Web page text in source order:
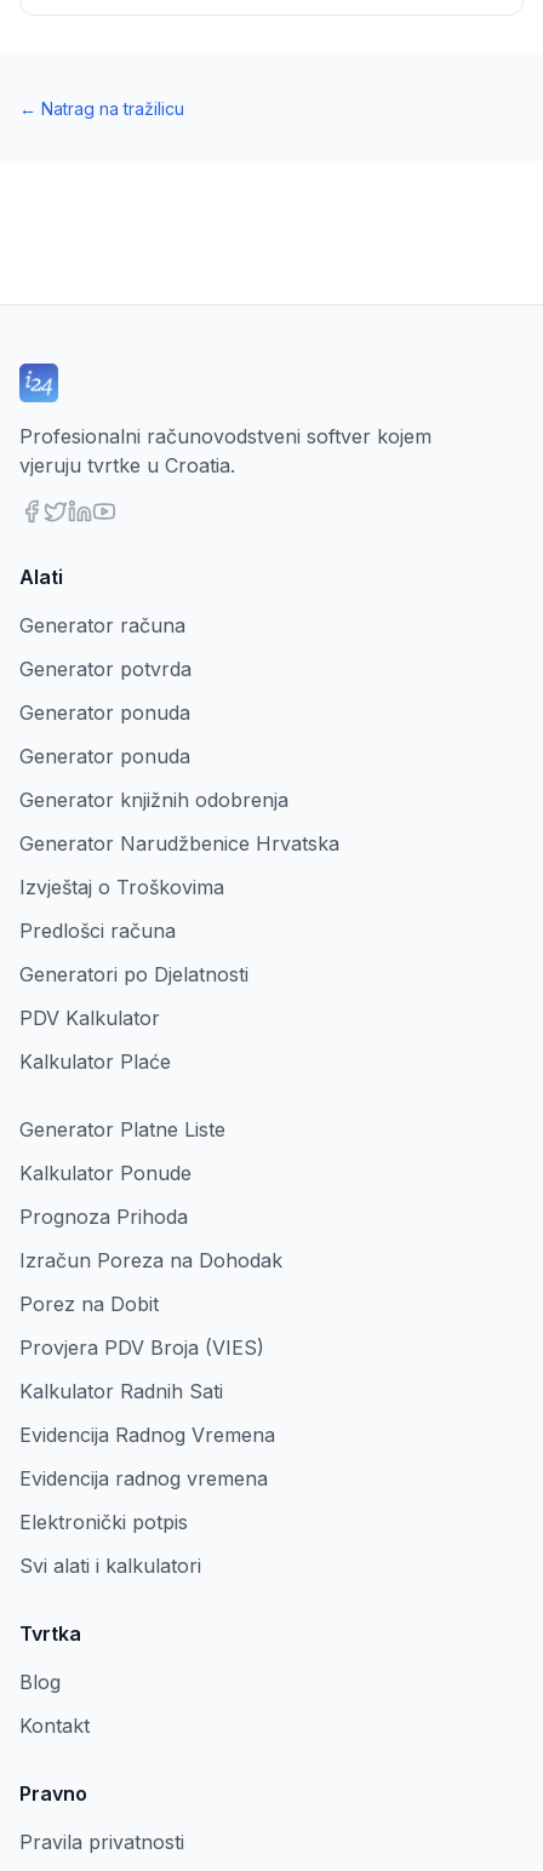
← Natrag na tražilicu
Profesionalni računovodstveni softver kojem
vjeruju tvrtke u Croatia.
Alati
Generator računa
Generator potvrda
Generator ponuda
Generator ponuda
Generator knjižnih odobrenja
Generator Narudžbenice Hrvatska
Izvještaj o Troškovima
Predlošci računa
Generatori po Djelatnosti
PDV Kalkulator
Kalkulator Plaće
Generator Platne Liste
Kalkulator Ponude
Prognoza Prihoda
Izračun Poreza na Dohodak
Porez na Dobit
Provjera PDV Broja (VIES)
Kalkulator Radnih Sati
Evidencija Radnog Vremena
Evidencija radnog vremena
Elektronički potpis
Svi alati i kalkulatori
Tvrtka
Blog
Kontakt
Pravno
Pravila privatnosti